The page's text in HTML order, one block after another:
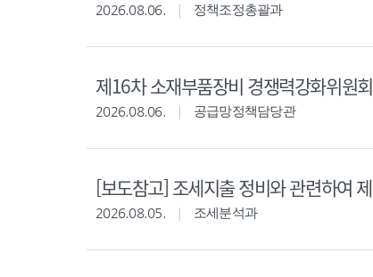
2026.08.06. 정책조정총괄과
제16차 소재부품장비 경쟁력강화위원
2026.08.06. 공급망정책담당관
[보도참고] 조세지출 정비와 관련하여
2026.08.05. 조세분석과